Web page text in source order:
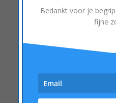
Carplay of Auto Android.
de Apple smartphone en
ook inbouwsystemen
Klik hier voor meer info
Bedankt voor je
fijne